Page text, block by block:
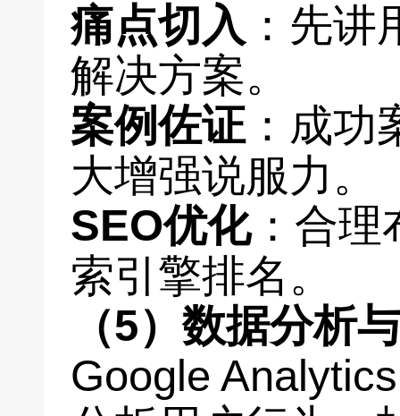
痛点切入 ：先
解决方案。
案例佐证：成功
大增强说服力。
SEO优化：合理
索引擎排名。
（5）数据分析
Google